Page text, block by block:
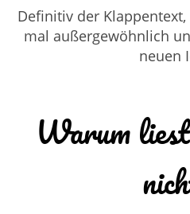
Definitiv der
mal außergewöhnlich
neuen
Warum